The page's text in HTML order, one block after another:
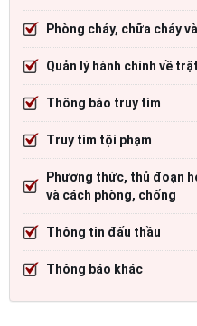
Phòng cháy, chữa cháy
Quản lý hành chính về
Thông báo truy tìm
Truy tìm tội phạm
Phương thức, thủ đoạn
và cách phòng, chống
Thông tin đấu thầu
Thông báo khác